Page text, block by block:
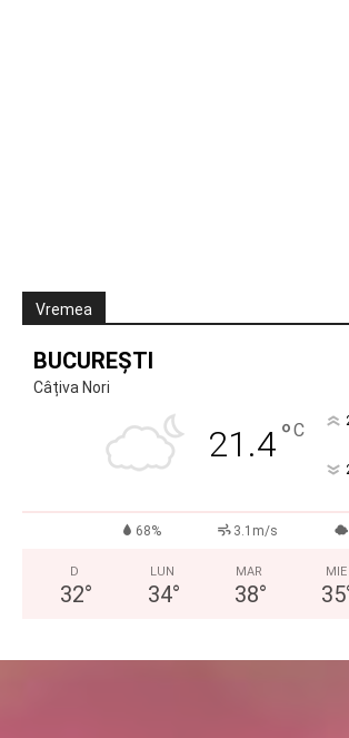
Vremea
BUCUREȘTI
Câțiva Nori
21.4°C
68% 3.1m/s
D
32°
LUN
34°
MAR
38°
MIE
35